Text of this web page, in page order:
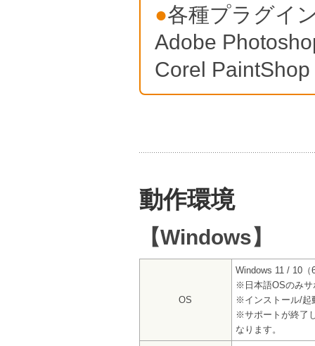
●各種プラグイ
Adobe
Corel PaintShop
動作環境
【Windows】
OS
Windows 11 / 10（
※日本語OSのみサ
※インストール/起
※サポートが終了
なります。